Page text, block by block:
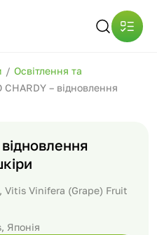
/ Освітлення та
CHARDY – відновлення
Vitis Vinifera (Grape) Fruit
Японія